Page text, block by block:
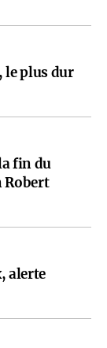
le plus dur
fin du
Robert
alerte